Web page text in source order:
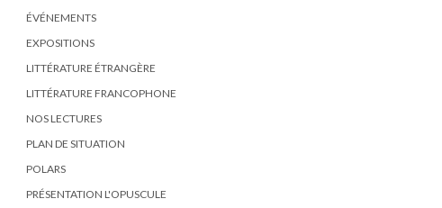
ÉVÉNEMENTS
EXPOSITIONS
LITTÉRATURE ÉTRANGÈRE
LITTÉRATURE FRANCOPHONE
NOS LECTURES
PLAN DE SITUATION
POLARS
PRÉSENTATION L'OPUSCULE